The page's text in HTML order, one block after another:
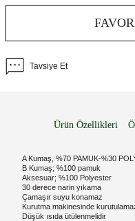
Tavsiye Et
Ürün Özellikleri
A Kumaş, %70 PAMUK-%30
B Kumaş; %100 pamuk
Aksesuar; %100 Polyester
30 derece narin yıkama
Çamaşır suyu konamaz
Kurutma makinesinde
Düşük ısıda ütülenmelidir